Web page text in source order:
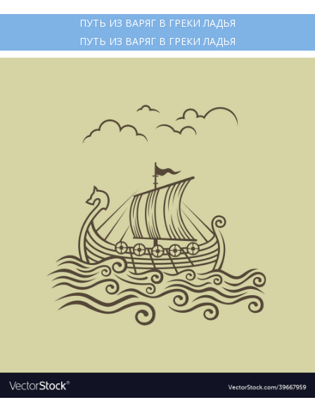
ПУТЬ ИЗ ВАРЯГ В ГРЕКИ ЛАДЬЯ
ПУТЬ ИЗ ВАРЯГ В ГРЕКИ ЛАДЬЯ